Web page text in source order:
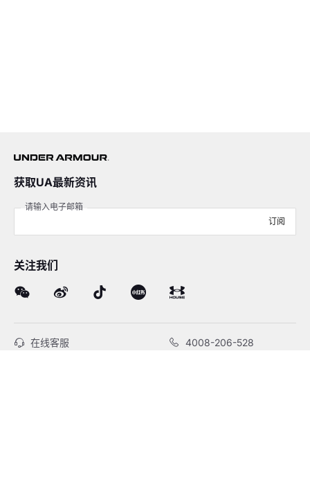
获取UA最新资讯
请输入电子邮箱
订阅
关注我们
在线客服 4008-206-528